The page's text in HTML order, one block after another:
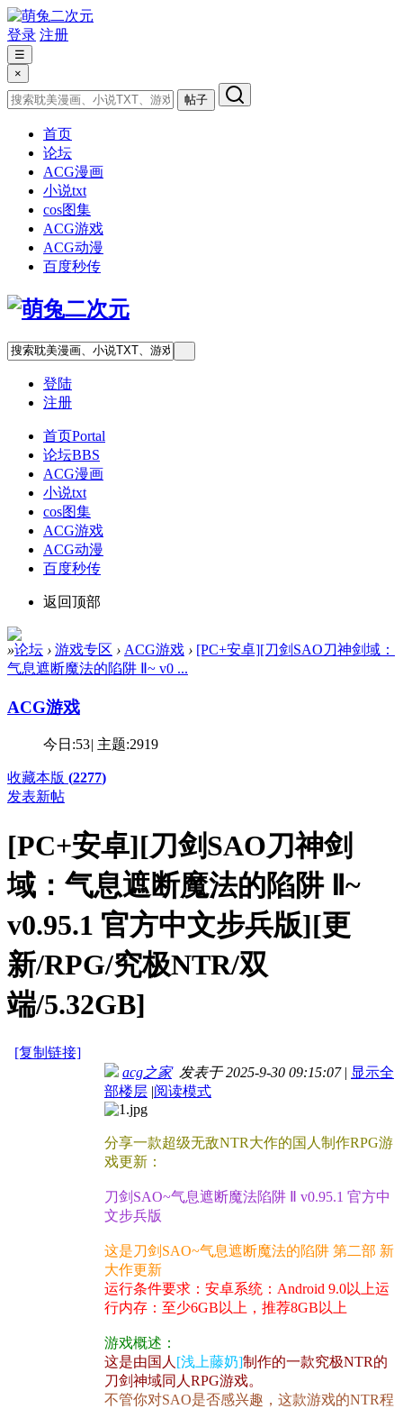
登录 注册
☰
×
帖子
首页
论坛
ACG漫画
小说txt
cos图集
ACG游戏
ACG动漫
百度秒传
登陆
注册
首页Portal
论坛BBS
ACG漫画
小说txt
cos图集
ACG游戏
ACG动漫
百度秒传
返回顶部
»论坛 › 游戏专区 › ACG游戏 › [PC+安卓][刀剑SAO刀神剑域：
气息遮断魔法的陷阱 Ⅱ~ v0 ...
ACG游戏
今日:53| 主题:2919
收藏本版 (2277)
发表新帖
[PC+安卓][刀剑SAO刀神剑
域：气息遮断魔法的陷阱 Ⅱ~
v0.95.1 官方中文步兵版][更
新/RPG/究极NTR/双
端/5.32GB]
[复制链接]
acg之家发表于 2025-9-30 09:15:07 | 显示全
部楼层 |阅读模式
分享一款超级无敌NTR大作的国人制作RPG游
戏更新：
刀剑SAO~气息遮断魔法陷阱 Ⅱ v0.95.1 官方中
文步兵版
这是刀剑SAO~气息遮断魔法的陷阱 第二部 新
大作更新
运行条件要求：安卓系统：Android 9.0以上运
行内存：至少6GB以上，推荐8GB以上
游戏概述：
这是由国人 [浅上藤奶]制作的一款究极NTR的
刀剑神域同人RPG游戏。
不管你对SAO是否感兴趣，这款游戏的NTR程